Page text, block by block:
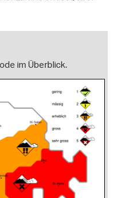
sich im Skigebiet
bei dem eine
(Pontresina, GR)
eine Person tot
seit Mittwoch,
insgesamt 19
ganz verschüttet. Fünf
(Strassen,
Lawine erfasst, aber